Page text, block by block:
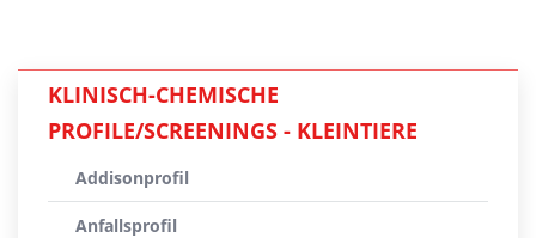
KLINISCH-CHEMISCHE
PROFILE/SCREENINGS - KLEINTIERE
Addisonprofil
Anfallsprofil